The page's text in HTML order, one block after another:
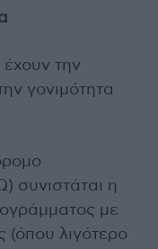
την
γονιμότητα
συνιστάται η
με
(όπου λιγότερο